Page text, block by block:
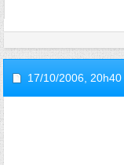
17/10/2006, 20h40